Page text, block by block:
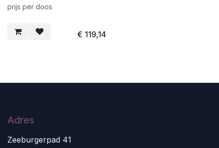
prijs per doos
€ 119,14
Adres
Zeeburgerpad 41